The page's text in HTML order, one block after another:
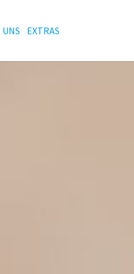
EXTRAS